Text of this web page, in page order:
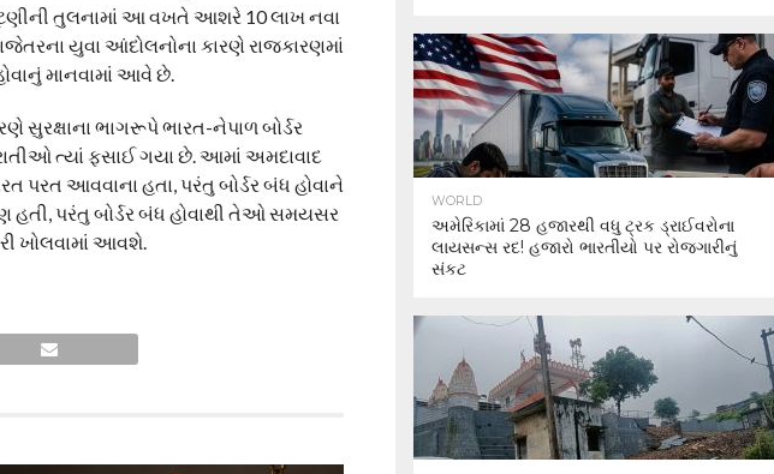
તુલનામાં આ વખતે આશરે 10 લાખ નવા
યુવા આંદોલનોના કારણે રાજકારણમાં
માનવામાં આવે છે.
સુરક્ષાના ભાગરૂપે ભારત-નેપાળ બોર્ડર
ત્યાં ફસાઈ ગયા છે. આમાં અમદાવાદ
આવવાના હતા, પરંતુ બોર્ડર બંધ હોવાને
હતી, પરંતુ બોર્ડર બંધ હોવાથી તેઓ સમયસર
ખોલવામાં આવશે.
WORLD
અમેરિકામાં 28 હજારથી વધુ ટ્રક ડ્રાઈવરોના
લાયસન્સ રદ! હજારો ભારતીયો પર રોજગારીનું
સંકટ